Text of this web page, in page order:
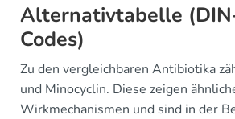
Alternativtabelle
Codes)
Zu den vergleichbaren Antibiotika
und Minocyclin. Diese zeigen
Wirkmechanismen und sind in der